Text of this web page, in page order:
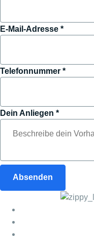
E-Mail-Adresse *
Telefonnummer *
Dein Anliegen *
Absenden